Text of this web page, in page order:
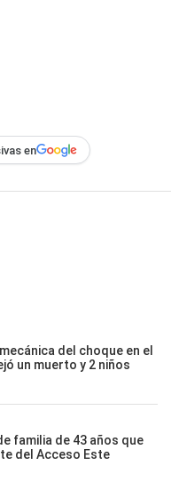
en
del choque en el
un muerto y 2 niños
familia de 43 años que
del Acceso Este